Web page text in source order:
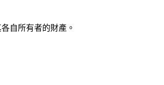
自所有者的財產。